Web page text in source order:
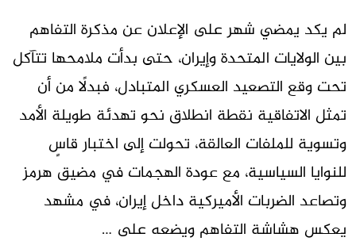
لم يكد يمضي شهر على الإعلان عن مذكرة التفاهم
بين الولايات المتحدة وإيران، حتى بدأت ملامحها تتآكل
تحت وقع التصعيد العسكري المتبادل، فبدلًا من أن
تمثل الاتفاقية نقطة انطلاق نحو تهدئة طويلة الأمد
وتسوية للملفات العالقة، تحولت إلى اختبار قاسٍ
للنوايا السياسية، مع عودة الهجمات في مضيق هرمز
وتصاعد الضربات الأميركية داخل إيران، في مشهد
يعكس هشاشة التفاهم ويضعه على …